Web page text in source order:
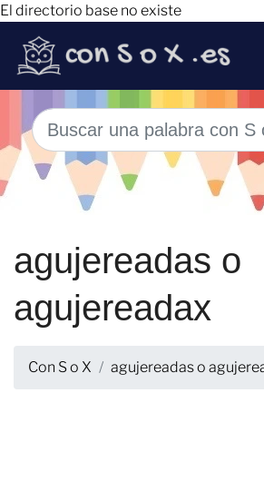
El directorio base no existe
agujereadas o
agujereadax
Con S o X agujereadas o